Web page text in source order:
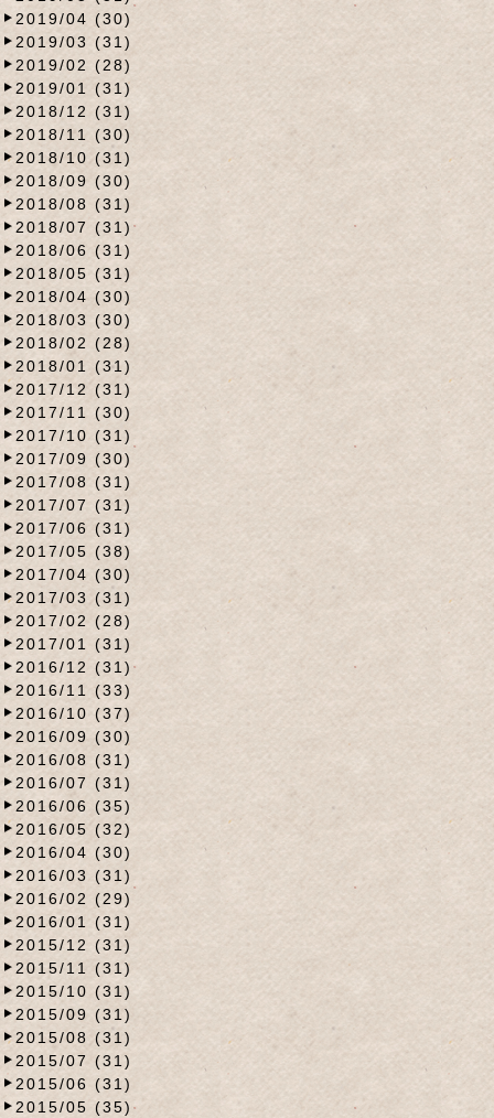
2019/04 (30)
2019/03 (31)
2019/02 (28)
2019/01 (31)
2018/12 (31)
2018/11 (30)
2018/10 (31)
2018/09 (30)
2018/08 (31)
2018/07 (31)
2018/06 (31)
2018/05 (31)
2018/04 (30)
2018/03 (30)
2018/02 (28)
2018/01 (31)
2017/12 (31)
2017/11 (30)
2017/10 (31)
2017/09 (30)
2017/08 (31)
2017/07 (31)
2017/06 (31)
2017/05 (38)
2017/04 (30)
2017/03 (31)
2017/02 (28)
2017/01 (31)
2016/12 (31)
2016/11 (33)
2016/10 (37)
2016/09 (30)
2016/08 (31)
2016/07 (31)
2016/06 (35)
2016/05 (32)
2016/04 (30)
2016/03 (31)
2016/02 (29)
2016/01 (31)
2015/12 (31)
2015/11 (31)
2015/10 (31)
2015/09 (31)
2015/08 (31)
2015/07 (31)
2015/06 (31)
2015/05 (35)